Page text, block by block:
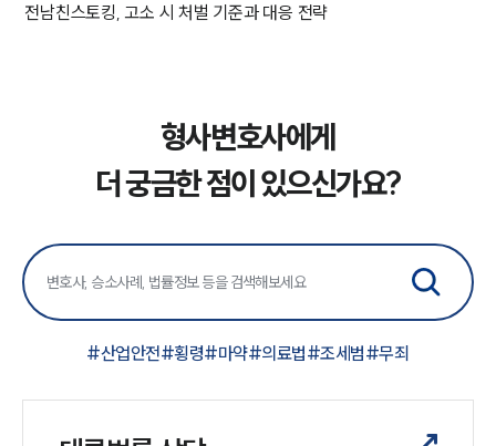
전남친스토킹, 고소 시 처벌 기준과 대응 전략
형사변호사에게
더 궁금한 점이 있으신가요?
#산업안전#횡령#마약#의료법#조세범#무죄